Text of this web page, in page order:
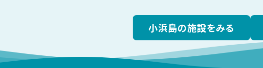
小浜島の施設をみる